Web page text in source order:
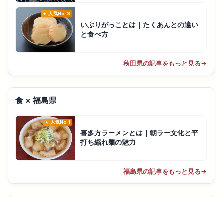
人気No.3
いぶりがっことは｜たくあんとの違い
と食べ方
秋田県の記事をもっと見る→
食 × 福島県
人気No.1
喜多方ラーメンとは｜朝ラー文化と平
打ち縮れ麺の魅力
福島県の記事をもっと見る→